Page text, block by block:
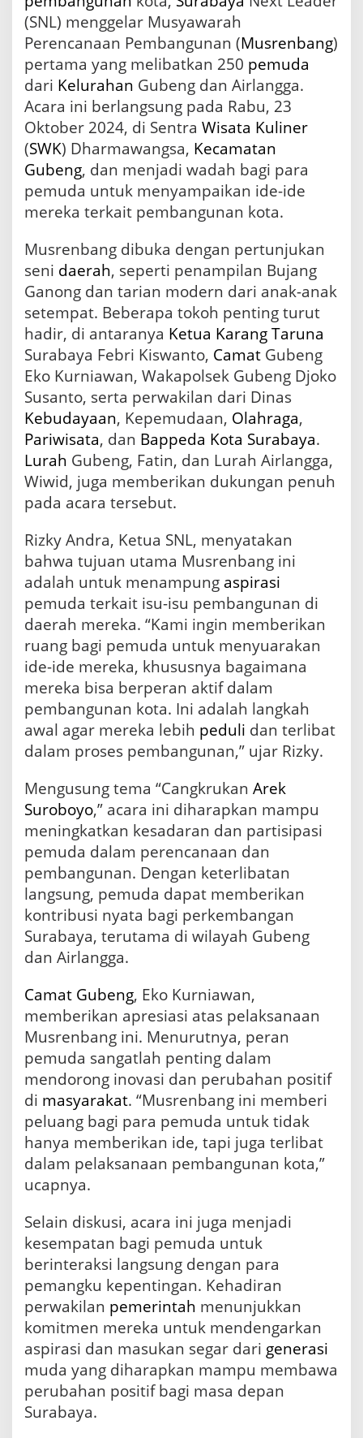
s
i
2
0
P
e
m
u
d
a
a
l
M
u
s
e
n
b
n
g
e
r
d
n
(SNL) menggelar Musyawarah
Perencanaan Pembangunan (Musrenbang)
pertama yang melibatkan 250 pemuda
dari Kelurahan Gubeng dan Airlangga.
Acara ini berlangsung pada Rabu, 23
Oktober 2024, di Sentra Wisata Kuliner
(SWK) Dharmawangsa, Kecamatan
Gubeng, dan menjadi wadah bagi para
pemuda untuk menyampaikan ide-ide
mereka terkait pembangunan kota.
Musrenbang dibuka dengan pertunjukan
seni daerah, seperti penampilan Bujang
Ganong dan tarian modern dari anak-anak
setempat. Beberapa tokoh penting turut
hadir, di antaranya Ketua Karang Taruna
Surabaya Febri Kiswanto, Camat Gubeng
Eko Kurniawan, Wakapolsek Gubeng Djoko
Susanto, serta perwakilan dari Dinas
Kebudayaan, Kepemudaan, Olahraga,
Pariwisata, dan Bappeda Kota Surabaya.
Lurah Gubeng, Fatin, dan Lurah Airlangga,
Wiwid, juga memberikan dukungan penuh
pada acara tersebut.
Rizky Andra, Ketua SNL, menyatakan
bahwa tujuan utama Musrenbang ini
adalah untuk menampung aspirasi
pemuda terkait isu-isu pembangunan di
daerah mereka. “Kami ingin memberikan
ruang bagi pemuda untuk menyuarakan
ide-ide mereka, khususnya bagaimana
mereka bisa berperan aktif dalam
pembangunan kota. Ini adalah langkah
awal agar mereka lebih peduli dan terlibat
dalam proses pembangunan,” ujar Rizky.
Mengusung tema “Cangkrukan Arek
Suroboyo,” acara ini diharapkan mampu
meningkatkan kesadaran dan partisipasi
pemuda dalam perencanaan dan
pembangunan. Dengan keterlibatan
langsung, pemuda dapat memberikan
kontribusi nyata bagi perkembangan
Surabaya, terutama di wilayah Gubeng
dan Airlangga.
Camat Gubeng, Eko Kurniawan,
memberikan apresiasi atas pelaksanaan
Musrenbang ini. Menurutnya, peran
pemuda sangatlah penting dalam
mendorong inovasi dan perubahan positif
di masyarakat. “Musrenbang ini memberi
peluang bagi para pemuda untuk tidak
hanya memberikan ide, tapi juga terlibat
dalam pelaksanaan pembangunan kota,”
ucapnya.
Selain diskusi, acara ini juga menjadi
kesempatan bagi pemuda untuk
berinteraksi langsung dengan para
pemangku kepentingan. Kehadiran
perwakilan pemerintah menunjukkan
komitmen mereka untuk mendengarkan
aspirasi dan masukan segar dari generasi
muda yang diharapkan mampu membawa
perubahan positif bagi masa depan
Surabaya.